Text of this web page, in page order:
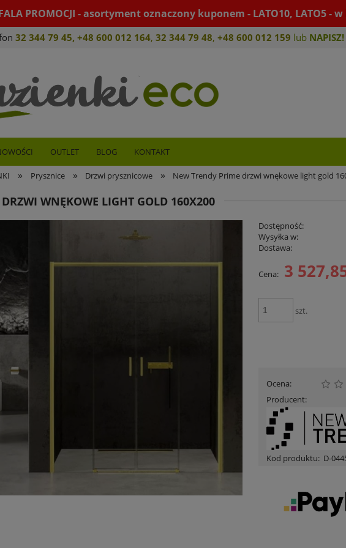
PROMOCJI - asortyment oznaczony kuponem - LATO10, LATO5 -
32 344 79 45, +48 600 012 164, 32 344 79 48, +48 600 012 159 lub NAPISZ!
OUTLET BLOG KONTAKT
» Prysznice » Drzwi prysznicowe » New Trendy Prime drzwi wnękowe light gold
WNĘKOWE LIGHT GOLD 160X200
Dostępność:
Wysyłka w:
Dostawa:
Cena nie zawiera
Cena: 3
szt.
Ocena:
Producent:
Kod produktu: D-